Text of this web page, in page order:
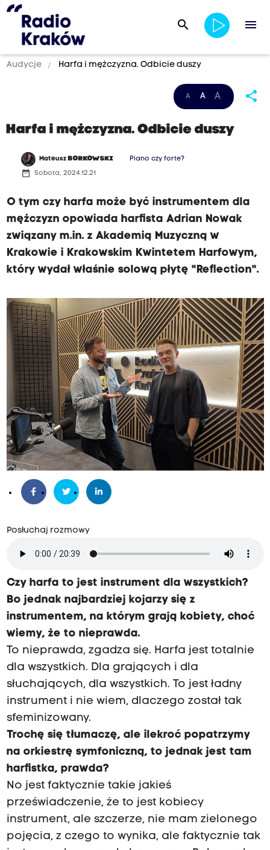
search menu
Audycje Harfa i mężczyzna. Odbicie duszy
A A A share
Harfa i mężczyzna. Odbicie duszy
Mateusz BORKOWSKI Piano czy forte?
date_range Sobota, 2024.12.21
O tym czy harfa może być instrumentem dla
mężczyzn opowiada harfista Adrian Nowak
związany m.in. z Akademią Muzyczną w
Krakowie i Krakowskim Kwintetem Harfowym,
który wydał właśnie solową płytę "Reflection".
Posłuchaj rozmowy
Czy harfa to jest instrument dla wszystkich?
Bo jednak najbardziej kojarzy się z
instrumentem, na którym grają kobiety, choć
wiemy, że to nieprawda.
To nieprawda, zgadza się. Harfa jest totalnie
dla wszystkich. Dla grających i dla
słuchających, dla wszystkich. To jest ładny
instrument i nie wiem, dlaczego został tak
sfeminizowany.
Trochę się tłumaczę, ale ilekroć popatrzymy
na orkiestrę symfoniczną, to jednak jest tam
harfistka, prawda?
No jest faktycznie takie jakieś
przeświadczenie, że to jest kobiecy
instrument, ale szczerze, nie mam zielonego
pojęcia, z czego to wynika, ale faktycznie tak